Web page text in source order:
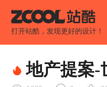
打开站酷，发现更好的设计！
地产提案-